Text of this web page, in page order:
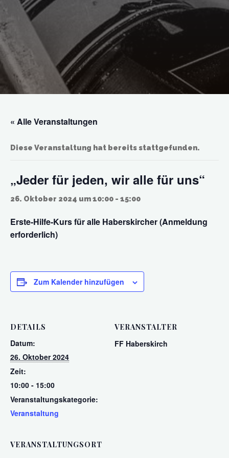
« Alle Veranstaltungen
Diese Veranstaltung hat bereits stattgefunden.
„Jeder für jeden, wir alle für uns“
26. Oktober 2024 um 10:00 - 15:00
Erste-Hilfe-Kurs für alle Haberskircher (Anmeldung
erforderlich)
Zum Kalender hinzufügen
DETAILS
Datum:
26. Oktober 2024
Zeit:
10:00 - 15:00
Veranstaltungskategorie:
Veranstaltung
VERANSTALTER
FF Haberskirch
VERANSTALTUNGSORT